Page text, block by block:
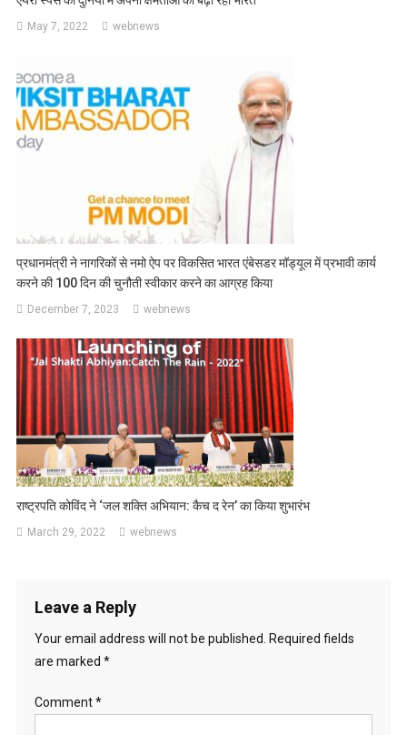
May 7, 2022 webnews
प्रधानमंत्री ने नागरिकों से नमो ऐप पर विकसित भारत एंबेसडर मॉड्यूल में प्रभावी कार्य
करने की 100 दिन की चुनौती स्वीकार करने का आग्रह किया
December 7, 2023 webnews
राष्ट्रपति कोविंद ने ‘जल शक्ति अभियान: कैच द रेन’ का किया शुभारंभ
March 29, 2022 webnews
Leave a Reply
Your email address will not be published. Required fields
are marked *
Comment*